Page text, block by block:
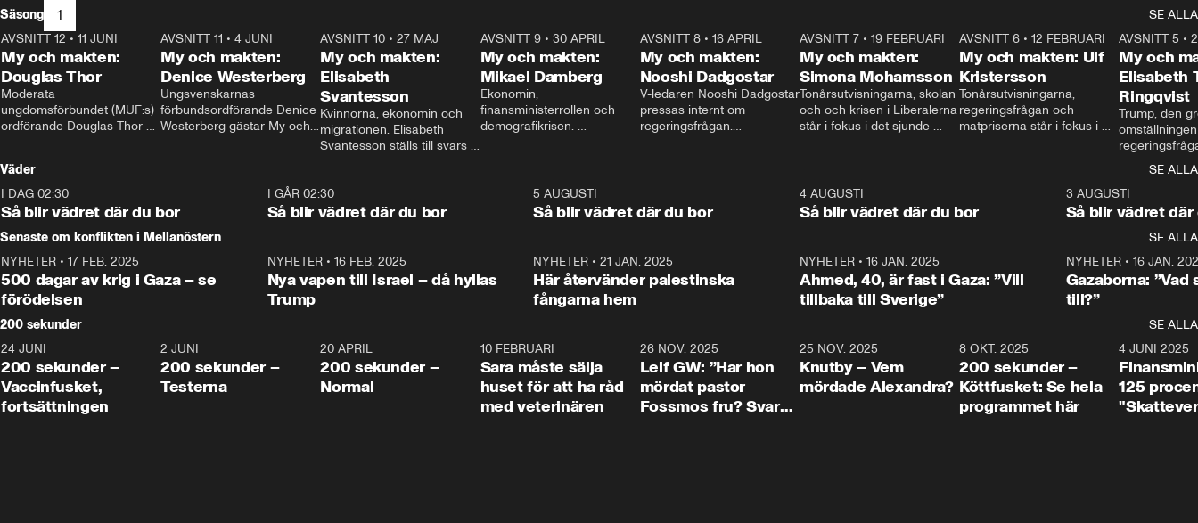
Säsong 1
SE ALLA
26:27
AVSNITT 12 • 11 JUNI
My och makten:
Douglas Thor
Moderata
ungdomsförbundet (MUF:s)
ordförande Douglas Thor
tonårsutvisningarna och hur
Moderaterna ska locka
väljare till valet i höst.
23:40
AVSNITT 11 •4 JUNI
My och makten:
Denice Westerberg
Ungsvenskarnas
förbundsordförande Denice
Westerberg gästar My och
AVSNITT 10 •27 MAJ
My och makten:
Elisabeth
Svantesson
Kvinnorna, ekonomin och
migrationen. Elisabeth
Svantesson ställs till svars
AVSNITT 9• 30 APRIL
My och makten:
Mikael Damberg
Ekonomin,
finansministerrollen och
demografikrisen.
och Makten.
AVSNITT 8• 16 APRIL
My och makten:
Nooshi Dadgostar
V-ledaren Nooshi Dadgostar
pressas internt om
regeringsfrågan.
– Vi ställer upp i val. Ska vi
vara med så sitter vi förstås
24:30
AVSNITT 7• 19 FEBRUARI
My och makten:
Simona Mohamsson
Tonårsutvisningarna, skolan
och och krisen i Liberalerna
står i fokus i det sjunde
kommentator My
Rohwedder ställer
utbildnings- och
Mohamsson till svars.
27:30
AVSNITT 6 •12 FEBRUARI
My och makten: Ulf
Kristersson
Tonårsutvisningarna,
regeringsfrågan och
matpriserna står i fokus i
Rohwedder ställer
statsminister Ulf Kristersson
AVSNITT 5 •
My och
Elisabeth
Ringqvist
Trump, den
centrum i
avsnittet av
Makten”. Se
Aftonbladets
Rohwedder
Thand Ring
Väder
SE ALLA
I DAG 02:30
Så blir vädret där du bor
1:06
I GÅR 02:30
Så blir vädret där du bor
5 AUGUSTI
Så blir vädret där du bor
4 AUGUSTI
Så blir vädret där du bor
3 AUGUSTI
Så blir vädret där
Senaste om konflikten i Mellanöstern
SE ALLA
NYHETER • 17 FEB. 2025
500 dagar av krig i Gaza – se
förödelsen
NYHETER• 16 FEB. 2025
Nya vapen till Israel – då hyllas
Trump
NYHETER •21 JAN. 2025
Här återvänder palestinska
fångarna hem
NYHETER• 16 JAN. 2025
Ahmed, 40, är fast i Gaza: ”Vill
tillbaka till Sverige”
NYHETER• 16 JAN.
Gazaborna:
till?”
200 sekunder
SE ALLA
5:00
24 JUNI
200 sekunder –
Vaccinfusket,
fortsättningen
4:23
2 JUNI
200 sekunder –
Testerna
20 APRIL
200 sekunder –
Normal
10 FEBRUARI
Sara måste sälja
huset för att ha råd
med veterinären
26 NOV. 2025
Leif GW: ”Har hon
mördat pastor
Fossmos fru? Svar
31:05
25 NOV. 2025
Knutby – Vem
mördade Alexandra?
4:29
8 OKT. 2025
200 sekunder –
Köttfusket: Se hela
programmet här
4 JUNI 2025
125